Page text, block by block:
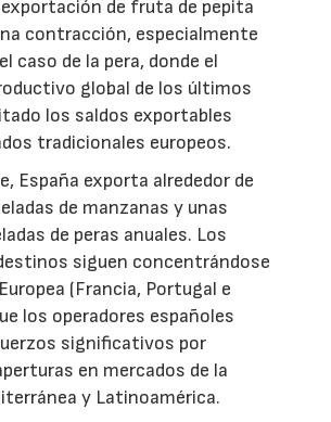
de fruta de pepita
contracción, especialmente
caso de la pera, donde el
global de los últimos
los saldos exportables
tradicionales europeos.
España exporta alrededor de
de manzanas y unas
de peras anuales. Los
siguen concentrándose
(Francia, Portugal e
los operadores españoles
significativos por
en mercados de la
y Latinoamérica.